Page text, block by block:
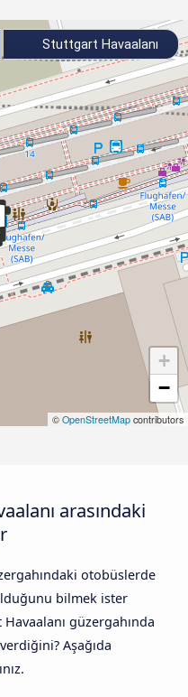
+
−
© OpenStreetMap contributors
Stuttgart Havaalanı
arasındaki
otobüslerde
bilmek ister
güzergahında
Aşağıda